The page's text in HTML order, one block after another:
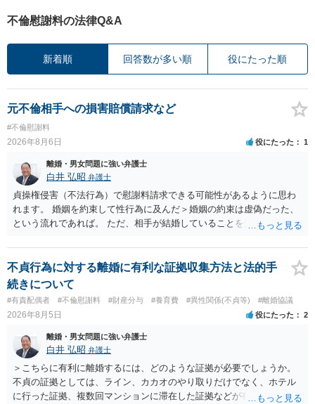
不倫慰謝料の法律Q&A
新着順 回答数が多い順 役にたった順
元不倫相手への損害賠償請求など
#不倫慰謝料
2026年8月6日 役にたった 1
離婚・男女問題に強い弁護士
白井 弘昭 弁護士
貞操権侵害（不法行為）で慰謝料請求できる可能性があるように思わ
れます。 婚姻を約束して性行為に及んだ＞婚姻の約束は虚偽だった、
という流れであれば。 ただ、相手が結婚していることを知って行為に
性も認められそうですので、あまり慰謝料は高額にならないように思
われます。 一度、最寄りの弁護士に相談してみてください。
不貞行為に対する離婚に有利な証拠収集方法と法的手
続きについて
#有責配偶者 #不倫慰謝料 #財産分与 #養育費 #異性関係(不貞等) #離婚協議
2026年8月5日 役にたった 2
離婚・男女問題に強い弁護士
白井 弘昭 弁護士
＞こちらに有利に離婚するには、どのような証拠が必要でしょうか。
不貞の証拠としては、ライン、カカオのやり取りだけでなく、ホテル
に行った証拠、複数回マンションに滞在した証拠などが有効です。 不